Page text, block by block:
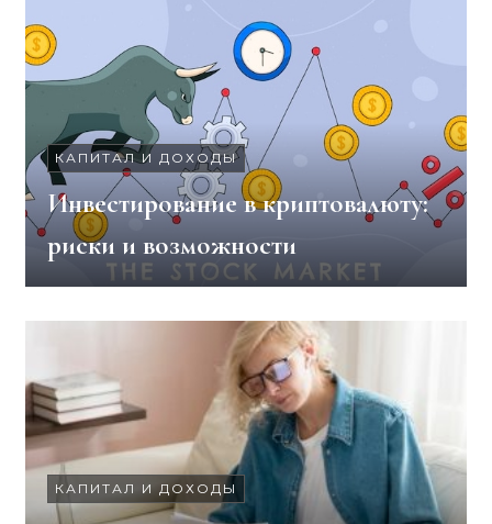
КАПИТАЛ И ДОХОДЫ
Инвестирование в криптовалюту:
риски и возможности
КАПИТАЛ И ДОХОДЫ